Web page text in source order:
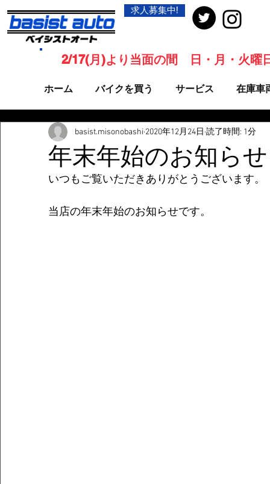
求人募集中!
ホーム バイクを買う サービス 在庫車
2/17(月)より当面の間 日・月・火曜
年末年始のお知らせ
basist.misonobashi 2020年12月24日 読了時間: 1分
いつもご覧いただきありがとうございます。
当店の年末年始のお知らせです。